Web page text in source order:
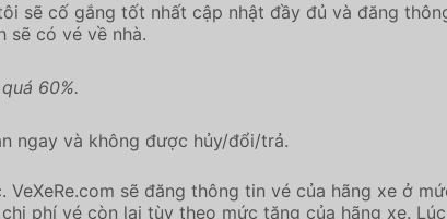
sẽ cố gắng tốt nhất cập nhật đầy đủ và đăng
sẽ có vé về nhà.
60%.
ngay và không được hủy/đổi/trả.
sẽ đăng thông tin vé của hãng xe ở
phí vé còn lại tùy theo mức tăng của hãng xe.